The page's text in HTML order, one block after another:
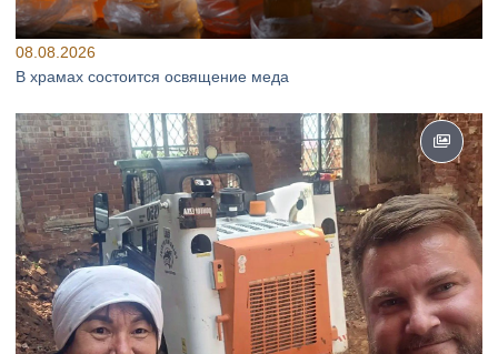
08.08.2026
В храмах состоится освящение меда